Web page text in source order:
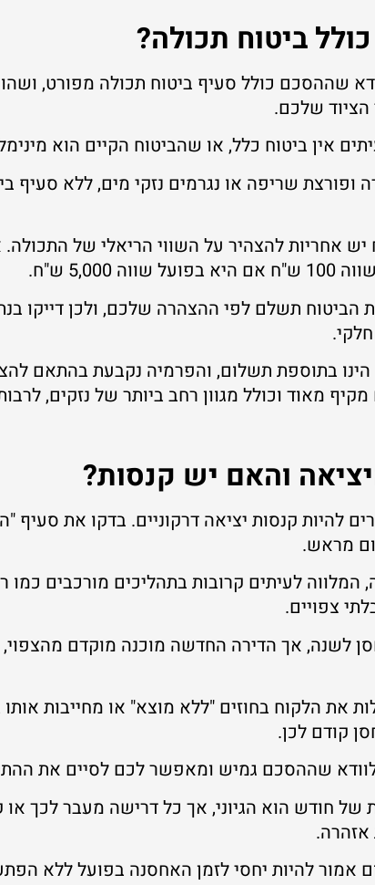
ביטוח תכולה?
שההסכם כולל סעיף ביטוח תכולה מפורט,
שלכם.
אין ביטוח כלל, או שהביטוח הקיים הוא
ופורצת שריפה או נגרמים נזקי מים, ללא סעיף
יש אחריות להצהיר על השווי הריאלי של
5,000 ש"ח.
הביטוח תשלם לפי ההצהרה שלכם, ולכן דייקו
הינו בתוספת תשלום, והפרמיה נקבעת בהתאם
מאוד וכולל מגוון רחב ביותר של נזקים,
והאם יש קנסות?
להיות קנסות יציאה דרקוניים. בדקו את סעיף
לעיתים קרובות בתהליכים מורכבים כמו
צפויים.
לשנה, אך הדירה החדשה מוכנה מוקדם
את הלקוח בחוזים "ללא מוצא" או מחייבות
קודם לכן.
לוודא שההסכם גמיש ומאפשר לכם לסיים את
חודש הוא הגיוני, אך כל דרישה מעבר לכך או
אזהרה.
אמור להיות יחסי לזמן האחסנה בפועל ללא